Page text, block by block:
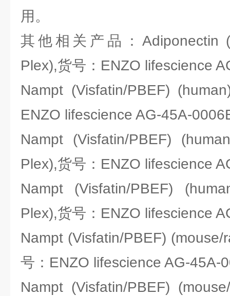
用。
其他相关产品：Adiponectin
Plex),货号：ENZO lifescience
Nampt (Visfatin/PBEF)
ENZO lifescience AG-45A-
Nampt (Visfatin/PBEF)
Plex),货号：ENZO lifescience
Nampt (Visfatin/PBEF)
Plex),货号：ENZO lifescience
Nampt (Visfatin/PBEF)
号：ENZO lifescience AG-45A-
Nampt (Visfatin/PBEF)